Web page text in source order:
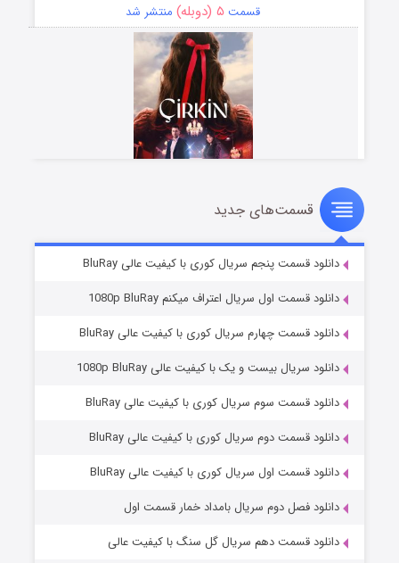
قسمت ۵ (دوبله) منتشر شد
سریال زشت
قسمت۲ (زیرنویس) منتشر شد
مردگان متحرک: شهر مرده ۳
قسمت۲ (زیرنویس) منتشر شد
قسمت‌های جدید
دانلود قسمت پنجم سریال کوری با کیفیت عالی BluRay
دانلود قسمت اول سریال اعتراف میکنم 1080p BluRay
دانلود قسمت چهارم سریال کوری با کیفیت عالی BluRay
دانلود سریال بیست و یک با کیفیت عالی 1080p BluRay
دانلود قسمت سوم سریال کوری با کیفیت عالی BluRay
دانلود قسمت دوم سریال کوری با کیفیت عالی BluRay
دانلود قسمت اول سریال کوری با کیفیت عالی BluRay
دانلود فصل دوم سریال بامداد خمار قسمت اول
دانلود قسمت دهم سریال گل سنگ با کیفیت عالی